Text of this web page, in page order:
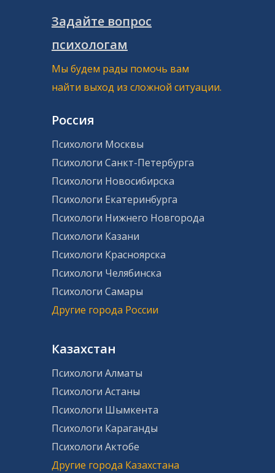
Задайте вопрос
психологам
Мы будем рады помочь вам
найти выход из сложной ситуации.
Россия
Психологи Москвы
Психологи Санкт-Петербурга
Психологи Новосибирска
Психологи Екатеринбурга
Психологи Нижнего Новгорода
Психологи Казани
Психологи Красноярска
Психологи Челябинска
Психологи Самары
Другие города России
Казахстан
Психологи Алматы
Психологи Астаны
Психологи Шымкента
Психологи Караганды
Психологи Актобе
Другие города Казахстана